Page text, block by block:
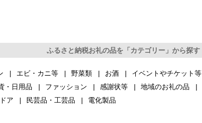
ふるさと納税お礼の品を「カテゴリー」から探す
エビ・カニ等 野菜類 お酒 イベントやチケット等
・日用品 ファッション 感謝状等 地域のお礼の品
ア 民芸品・工芸品 電化製品